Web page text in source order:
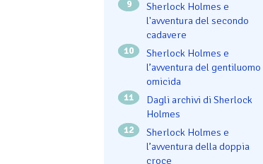
9
Sherlock Holmes e
l'avventura del secondo
cadavere
10
Sherlock Holmes e
l’avventura del gentiluomo
omicida
11
Dagli archivi di Sherlock
Holmes
12
Sherlock Holmes e
l’avventura della doppia
croce